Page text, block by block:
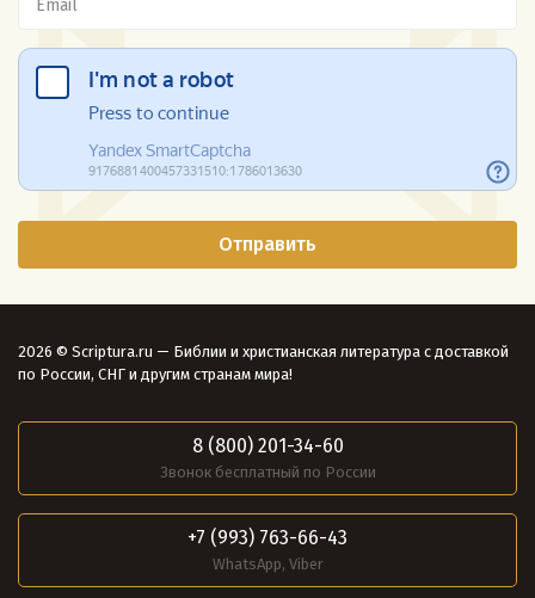
2026 © Scriptura.ru — Библии и христианская литература с доставкой
по России, СНГ и другим странам мира!
8 (800) 201-34-60
Звонок бесплатный по России
+7 (993) 763-66-43
WhatsApp, Viber